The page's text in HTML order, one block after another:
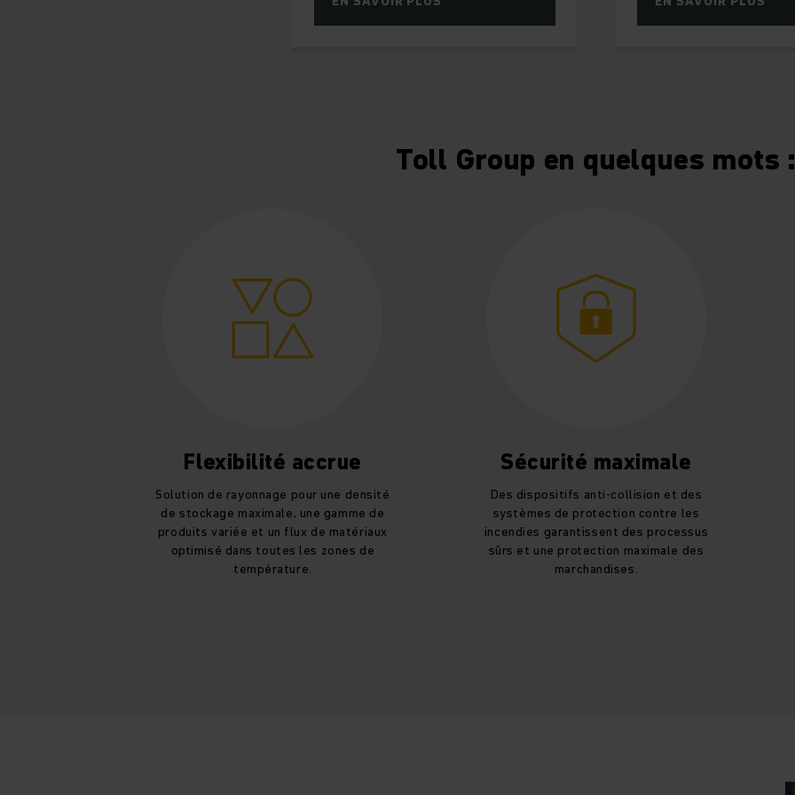
Toll Group en quelques mots
Flexibilité accrue
Solution de rayonnage pour une densité
de stockage maximale, une gamme de
produits variée et un flux de matériaux
optimisé dans toutes les zones de
température.
Sécurité maximale
Des dispositifs anti-collision et des
systèmes de protection contre les
incendies garantissent des processus
sûrs et une protection maximale des
marchandises.